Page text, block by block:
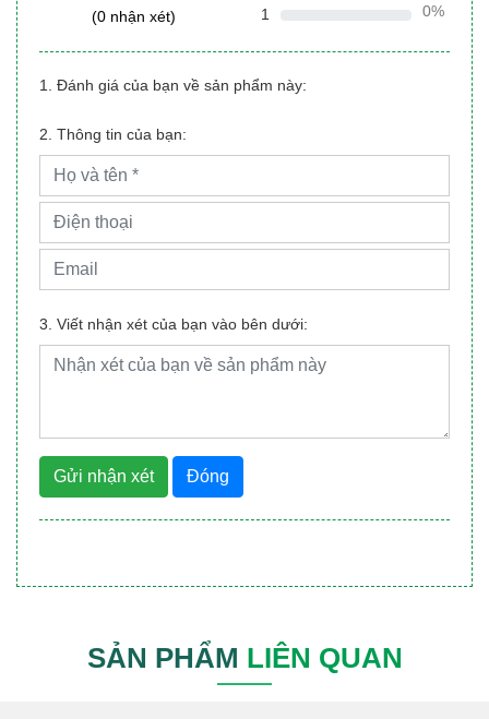
(0 nhận xét)
1
0%
1. Đánh giá của bạn về sản phẩm này:
2. Thông tin của bạn:
3. Viết nhận xét của bạn vào bên dưới:
Gửi nhận xét Đóng
SẢN PHẨM LIÊN QUAN